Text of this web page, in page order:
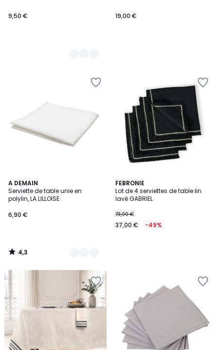
9,50 € 19,00 €
A DEMAIN
Serviette de table unie en
polylin, LA LILLOISE
6,90 €
4,3
/ 5
6
Couleurs
4,3
/
FEBRONIE
Lot de 4 serviettes de table lin
lavé GABRIEL
73,00 €
37,00 € -49%